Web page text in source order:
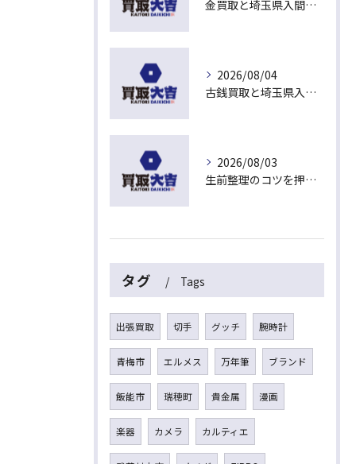
金買取と埼玉県入間市下藤沢で無料査定を活用した今売るべきか判断する最新ガイド
2026/08/04
古銭買取と埼玉県入間市東藤沢でおすすめの査定比較と相場チェックポイント
2026/08/03
生前整理のコツを押さえて埼玉県入間市上藤沢で安心して進める方法
タグ Tags
出張買取 切手 グッチ 腕時計
青梅市 エルメス 万年筆 ブランド
飯能市 瑞穂町 貴金属 漫画
楽器 カメラ カルティエ